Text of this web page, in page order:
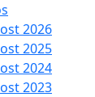
2026
2025
2024
2023